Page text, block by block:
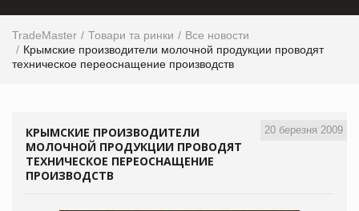
TradeMaster Товари та ринки
Все новости
Крымские производители молочной продукции проводят
техническое переоснащение производств
20 березня 2009
КРЫМСКИЕ ПРОИЗВОДИТЕЛИ
МОЛОЧНОЙ ПРОДУКЦИИ ПРОВОДЯТ
ТЕХНИЧЕСКОЕ ПЕРЕОСНАЩЕНИЕ
ПРОИЗВОДСТВ